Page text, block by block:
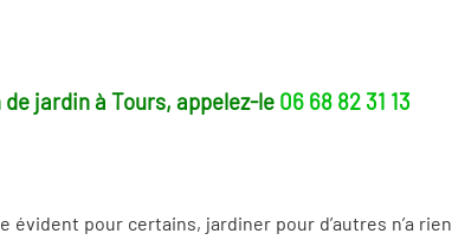
de jardin à Tours, appelez-le 06 68 82 31 13
évident pour certains, jardiner pour d’autres n’a rien